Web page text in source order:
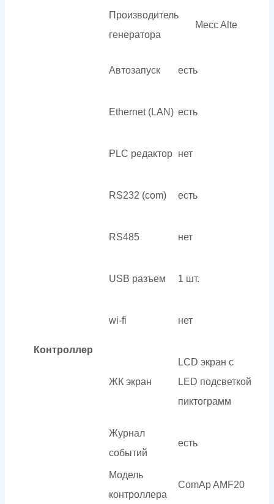
Производитель
генератора
Mecc Alte
Контроллер
Автозапуск есть
Ethernet (LAN) есть
PLC редактор нет
RS232 (com) есть
RS485 нет
USB разъем 1 шт.
wi-fi нет
ЖК экран
LCD экран с
LED подсветкой
пиктограмм
Журнал
событий
есть
Модель
контроллера
ComAp AMF20